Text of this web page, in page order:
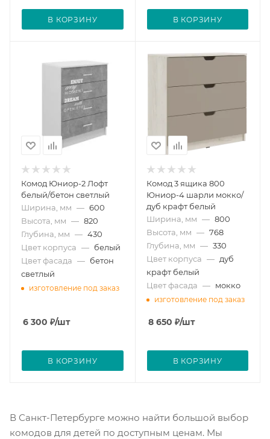
В КОРЗИНУ В КОРЗИНУ
Комод Юниор-2 Лофт
белый/бетон светлый
Ширина, мм — 600
Высота, мм — 820
Глубина, мм — 430
Цвет корпуса — белый
Цвет фасада — бетон
светлый
изготовление под заказ
6 300 ₽/шт
В КОРЗИНУ
Комод 3 ящика 800
Юниор-4 шарли мокко/
дуб крафт белый
Ширина, мм — 800
Высота, мм — 768
Глубина, мм — 330
Цвет корпуса — дуб
крафт белый
Цвет фасада — мокко
изготовление под заказ
8 650 ₽/шт
В КОРЗИНУ
В Санкт-Петербурге можно найти большой выбор
комодов для детей по доступным ценам. Мы